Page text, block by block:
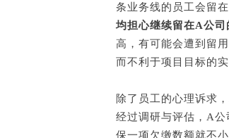
条业务线的员工会留
均担心继续留在A公
高，有可能会遭到留
而不利于项目目标的
除了员工的心理诉求
经过调研与评估，A
保一项欠缴数额就不